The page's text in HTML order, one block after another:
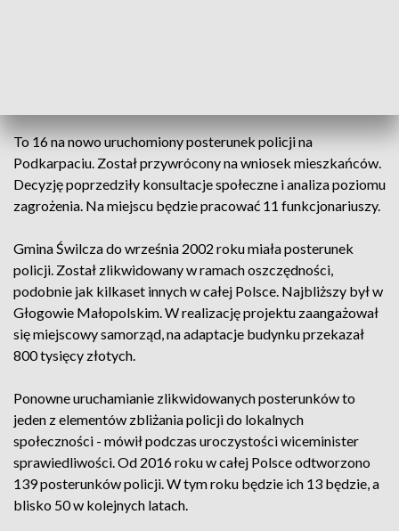
To 16 na nowo uruchomiony posterunek policji na
Podkarpaciu. Został przywrócony na wniosek mieszkańców.
Decyzję poprzedziły konsultacje społeczne i analiza poziomu
zagrożenia. Na miejscu będzie pracować 11 funkcjonariuszy.
Gmina Świlcza do września 2002 roku miała posterunek
policji. Został zlikwidowany w ramach oszczędności,
podobnie jak kilkaset innych w całej Polsce. Najbliższy był w
Głogowie Małopolskim. W realizację projektu zaangażował
się miejscowy samorząd, na adaptacje budynku przekazał
800 tysięcy złotych.
Ponowne uruchamianie zlikwidowanych posterunków to
jeden z elementów zbliżania policji do lokalnych
społeczności - mówił podczas uroczystości wiceminister
sprawiedliwości. Od 2016 roku w całej Polsce odtworzono
139 posterunków policji. W tym roku będzie ich 13 będzie, a
blisko 50 w kolejnych latach.